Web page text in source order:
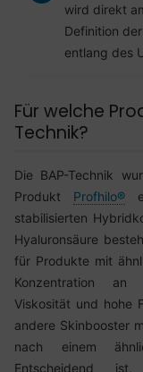
wird direkt
Definition
entlang des
Für welche
Technik?
Die BAP-Technik
Produkt Profhilo®
stabilisierten
Hyaluronsäure
für Produkte mit
Konzentration an
Viskosität und hohe
andere Skinbooster
nach einem
Entscheidend